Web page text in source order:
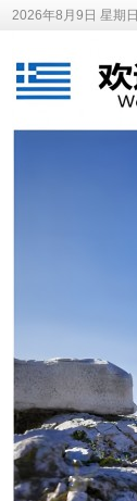
2026年8月9日 星期日